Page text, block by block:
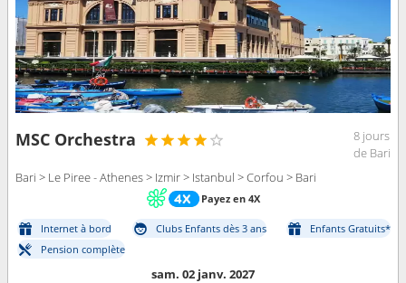
MSC Orchestra
8 jours
de Bari
Bari > Le Piree - Athenes > Izmir > Istanbul > Corfou > Bari
Payez en 4X
Internet à bord Clubs Enfants dès 3 ans
Enfants Gratuits*
Pension complète
sam. 02 janv. 2027